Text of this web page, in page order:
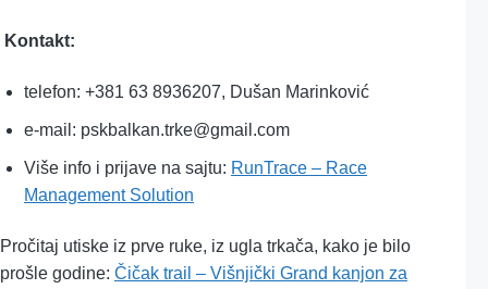
Kontakt:
telefon: +381 63 8936207, Dušan Marinković
e-mail: pskbalkan.trke@gmail.com
Više info i prijave na sajtu: RunTrace – Race
Management Solution
Pročitaj utiske iz prve ruke, iz ugla trkača, kako je bilo
prošle godine: Čičak trail – Višnjički Grand kanjon za